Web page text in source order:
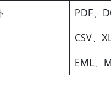
PDF、
CSV、
EML、